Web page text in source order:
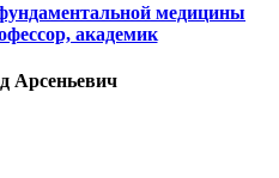
медицины
академик
Арсеньевич